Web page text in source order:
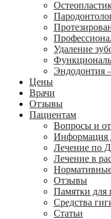
Удаление
Эндодонтия
Цены
Врачи
Отзывы
Пациентам
Вопросы и
Информация
Лечение по
Лечение в
Отзывы
Памятки для
Средства
Статьи